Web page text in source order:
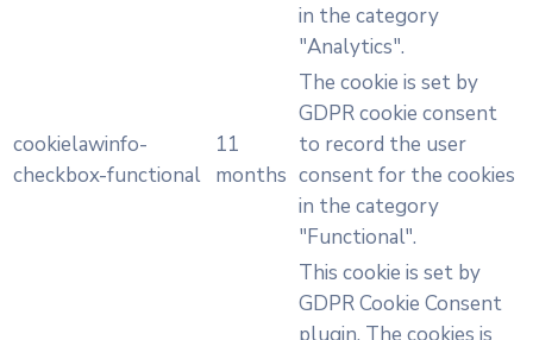
in the category
"Analytics".
cookielawinfo-
checkbox-functional
11
months
The cookie is set by
GDPR cookie consent
to record the user
consent for the cookies
in the category
"Functional".
This cookie is set by
GDPR Cookie Consent
plugin. The cookies is